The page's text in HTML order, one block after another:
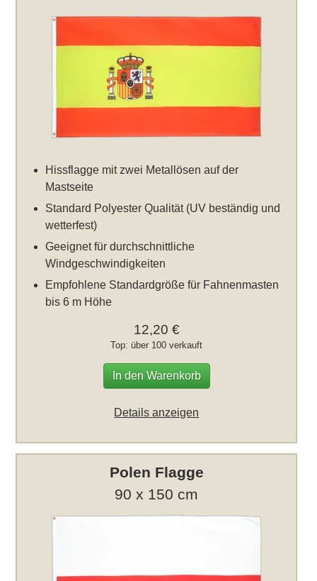
Hissflagge mit zwei Metallösen auf der
Mastseite
Standard Polyester Qualität (UV beständig und
wetterfest)
Geeignet für durchschnittliche
Windgeschwindigkeiten
Empfohlene Standardgröße für Fahnenmasten
bis 6 m Höhe
12,20 €
Top: über 100 verkauft
In den Warenkorb
Details anzeigen
Polen Flagge
90 x 150 cm